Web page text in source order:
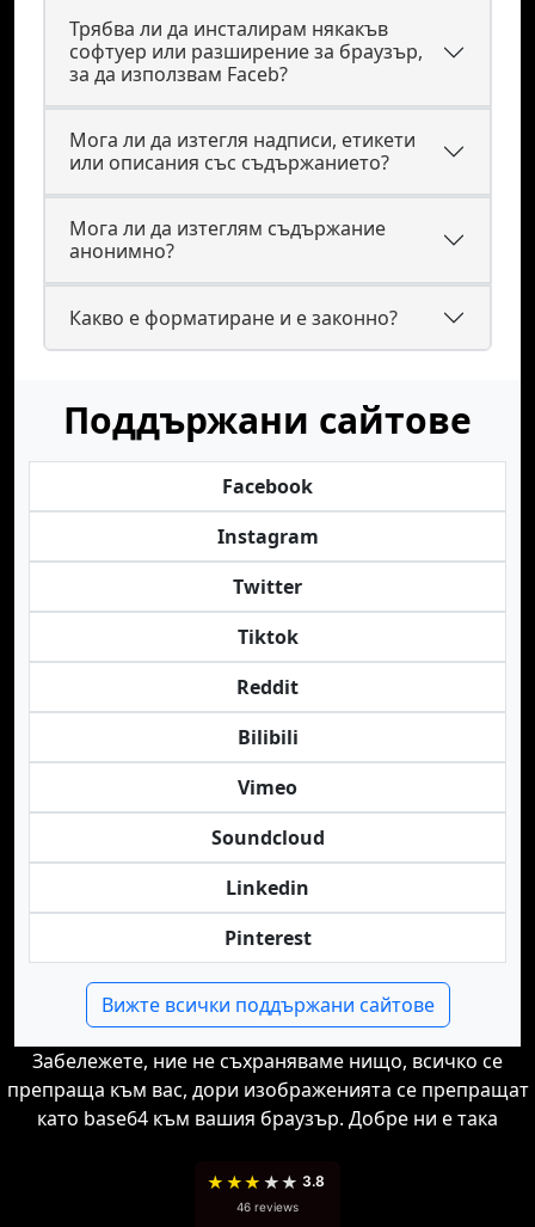
Трябва ли да инсталирам някакъв
софтуер или разширение за браузър,
за да използвам Faceb?
Мога ли да изтегля надписи, етикети
или описания със съдържанието?
Мога ли да изтеглям съдържание
анонимно?
Какво е форматиране и е законно?
Поддържани сайтове
Facebook
Instagram
Twitter
Tiktok
Reddit
Bilibili
Vimeo
Soundcloud
Linkedin
Pinterest
Вижте всички поддържани сайтове
Забележете, ние не съхраняваме нищо, всичко се
препраща към вас, дори изображенията се препращат
като base64 към вашия браузър. Добре ни е така
★ ★★ ★★ 3.8
46 reviews